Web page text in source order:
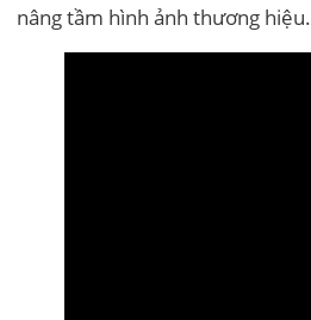
nâng tầm hình ảnh thương hiệu.